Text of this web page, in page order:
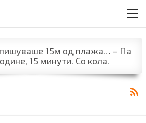
пишуваше 15м од плажа… – Па
15 минути. Со кола.